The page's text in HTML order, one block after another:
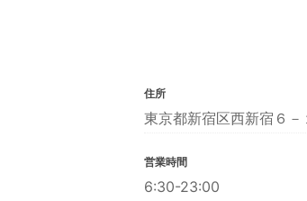
住所
東京都新宿区西新宿６－
営業時間
6:30-23:00